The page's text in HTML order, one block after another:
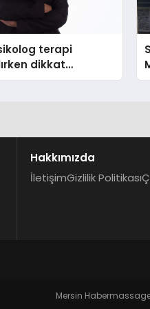
terapi
dikkat
Hakkımızda
İletişimGizlilik Politikası
Mersin Haber